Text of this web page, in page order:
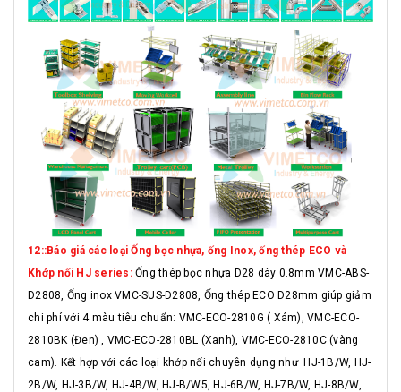
12::Báo giá các loại Ống bọc nhựa, ống Inox, ống thép ECO và
Khớp nối HJ series:Ống thép bọc nhựa D28 dày 0.8mm VMC-ABS-
D2808, Ống inox VMC-SUS-D2808, Ống thép ECO D28mm giúp giảm
chi phí với 4 màu tiêu chuẩn: VMC-ECO-2810G ( Xám), VMC-ECO-
2810BK (Đen) , VMC-ECO-2810BL (Xanh), VMC-ECO-2810C (vàng
cam). Kết hợp với các loại khớp nối chuyên dụng như HJ-1B/W, HJ-
2B/W, HJ-3B/W, HJ-4B/W, HJ-B/W5, HJ-6B/W, HJ-7B/W, HJ-8B/W,